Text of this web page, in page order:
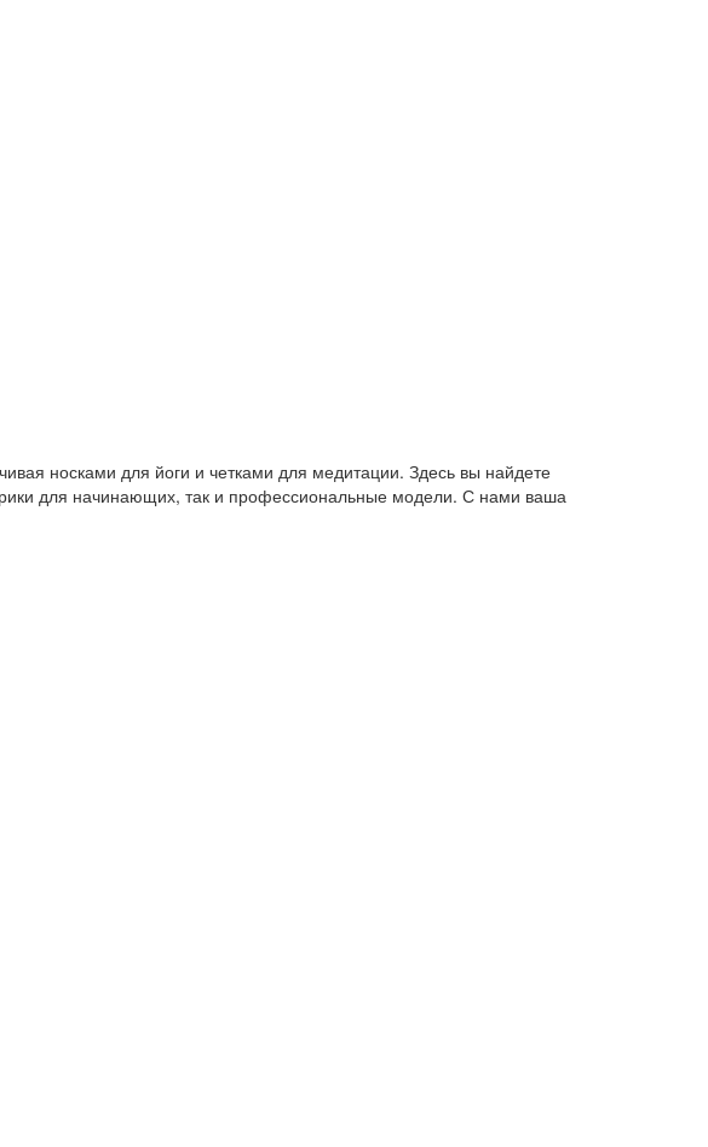
носками для йоги и четками для медитации. Здесь вы найдете
для начинающих, так и профессиональные модели. С нами ваша